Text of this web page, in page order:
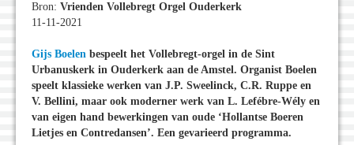
Bron: Vrienden Vollebregt Orgel Ouderkerk
11-11-2021
Gijs Boelen bespeelt het Vollebregt-orgel in de Sint
Urbanuskerk in Ouderkerk aan de Amstel. Organist Boelen
speelt klassieke werken van J.P. Sweelinck, C.R. Ruppe en
V. Bellini, maar ook moderner werk van L. Lefébre-Wély en
van eigen hand bewerkingen van oude ‘Hollantse Boeren
Lietjes en Contredansen’. Een gevarieerd programma.